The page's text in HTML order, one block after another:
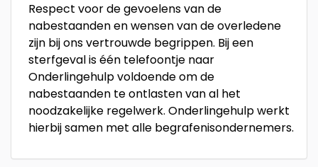
Respect voor de gevoelens van de
nabestaanden en wensen van de overledene
zijn bij ons vertrouwde begrippen. Bij een
sterfgeval is één telefoontje naar
Onderlingehulp voldoende om de
nabestaanden te ontlasten van al het
noodzakelijke regelwerk. Onderlingehulp werkt
hierbij samen met alle begrafenisondernemers.